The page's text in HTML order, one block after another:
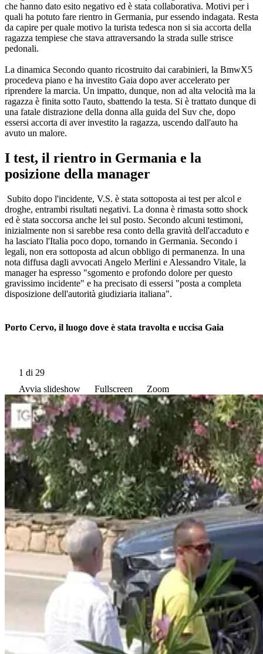
che hanno dato esito negativo ed è stata collaborativa. Motivi per i
quali ha potuto fare rientro in Germania, pur essendo indagata. Resta
da capire per quale motivo la turista tedesca non si sia accorta della
ragazza tempiese che stava attraversando la strada sulle strisce
pedonali.
La dinamica Secondo quanto ricostruito dai carabinieri, la BmwX5
procedeva piano e ha investito Gaia dopo aver accelerato per
riprendere la marcia. Un impatto, dunque, non ad alta velocità ma la
ragazza è finita sotto l'auto, sbattendo la testa. Si è trattato dunque di
una fatale distrazione della donna alla guida del Suv che, dopo
essersi accorta di aver investito la ragazza, uscendo dall'auto ha
avuto un malore.
I test, il rientro in Germania e la
posizione della manager
Subito dopo l'incidente, V.S. è stata sottoposta ai test per alcol e
droghe, entrambi risultati negativi. La donna è rimasta sotto shock
ed è stata soccorsa anche lei sul posto. Secondo alcuni testimoni,
inizialmente non si sarebbe resa conto della gravità dell'accaduto e
ha lasciato l'Italia poco dopo, tornando in Germania. Secondo i
legali, non era sottoposta ad alcun obbligo di permanenza. In una
nota diffusa dagli avvocati Angelo Merlini e Alessandro Vitale, la
manager ha espresso "sgomento e profondo dolore per questo
gravissimo incidente" e ha precisato di essersi "posta a completa
disposizione dell'autorità giudiziaria italiana".
Porto Cervo, il luogo dove è stata travolta e uccisa Gaia
1 di 29
Avvia slideshow
Fullscreen Zoom